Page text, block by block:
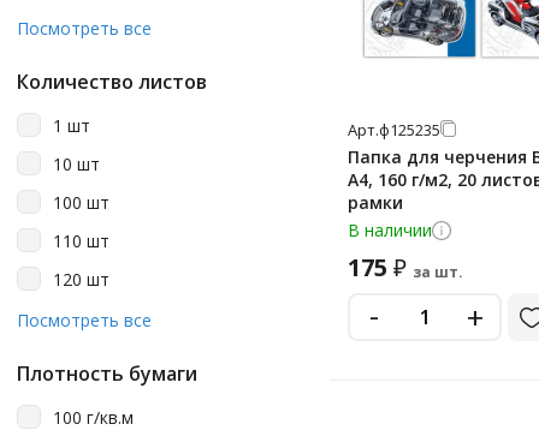
200 г/к
Посмотреть все
Количество листов
1 шт
10 шт
100 шт
110 шт
120 шт
15 шт
Посмотреть все
Плотность бумаги
100 г/кв.м
Арт.ф125235
Папка для черчения
А4, 160 г/м2, 20
рамки
В наличии
175 ₽ за шт.
- +